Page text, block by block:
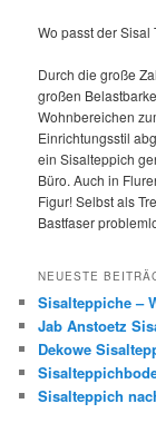
Wo passt der Sisal
Durch die große
großen
Wohnbereichen
Einrichtungsstil
ein Sisalteppich
Büro. Auch in
Figur! Selbst als
Bastfaser
NEUESTE
Sisalteppiche –
Jab Anstoetz
Dekowe
Sisalteppich